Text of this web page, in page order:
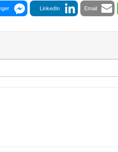
Email
LinkedIn